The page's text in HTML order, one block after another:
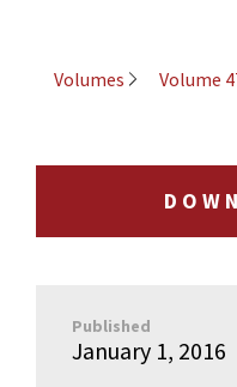
Volumes
Volume
Published
January 1, 2016